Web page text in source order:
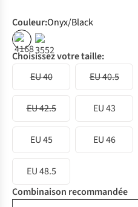
Couleur:Onyx/Black
Choisissez votre taille:
EU 40
EU 40.5
EU 42.5 EU 43
EU 45 EU 46
EU 48.5
Combinaison recommandée